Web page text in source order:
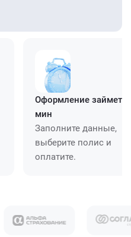
Оформление займет
мин
Заполните данные,
выберите полис и
оплатите.